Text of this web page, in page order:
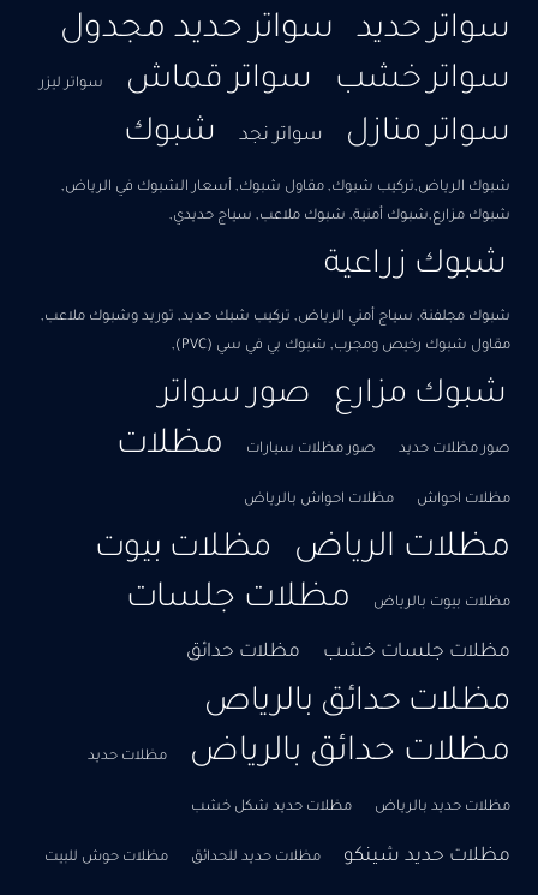
سواتر حديد سواتر حديد مجدول
سواتر خشب سواتر قماش سواتر ليزر
سواتر منازل سواتر نجد شبوك
شبوك الرياض,تركيب شبوك, مقاول شبوك, أسعار الشبوك في الرياض,​
شبوك مزارع,شبوك أمنية, شبوك ملاعب, سياج حديدي,
شبوك زراعية
شبوك مجلفنة, سياج أمني الرياض, تركيب شبك حديد, توريد وشبوك ملاعب,
مقاول شبوك رخيص ومجرب, شبوك بي في سي (PVC),
شبوك مزارع صور سواتر
صور مظلات حديد صور مظلات سيارات مظلات
مظلات احواش مظلات احواش بالرياض
مظلات الرياض مظلات بيوت
مظلات بيوت بالرياض مظلات جلسات
مظلات جلسات خشب مظلات حدائق
مظلات حدائق بالرياص
مظلات حدائق بالرياض مظلات حديد
مظلات حديد بالرياض مظلات حديد شكل خشب
مظلات حديد شينكو مظلات حديد للحدائق مظلات حوش للبيت